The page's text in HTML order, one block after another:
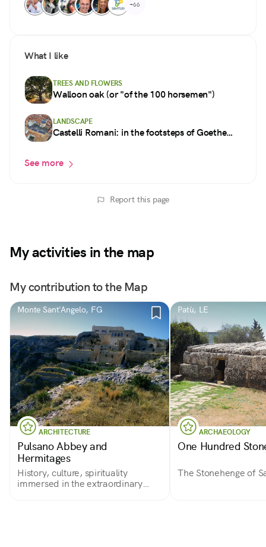
+66
What I like
TREES AND FLOWERS
Walloon oak (or "of the 100 horsemen")
LANDSCAPE
Castelli Romani: in the footsteps of Goethe
See more
Report this page
My activities in the map
My contribution to the Map
Monte Sant'Angelo, FG
ARCHITECTURE
Pulsano Abbey and
Hermitages
History, culture, spirituality
immersed in the extraordinary
Patù, LE
ARCHAEOLOGY
One Hundred
The Stonehenge of